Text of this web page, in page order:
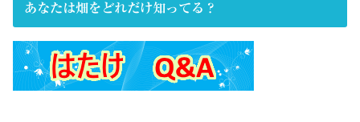
あなたは畑をどれだけ知ってる？